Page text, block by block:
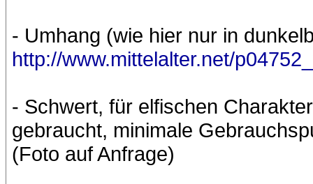
- Umhang (wie hier nur in
http://www.mittelalter.net/
- Schwert, für elfischen
gebraucht, minimale
(Foto auf Anfrage)